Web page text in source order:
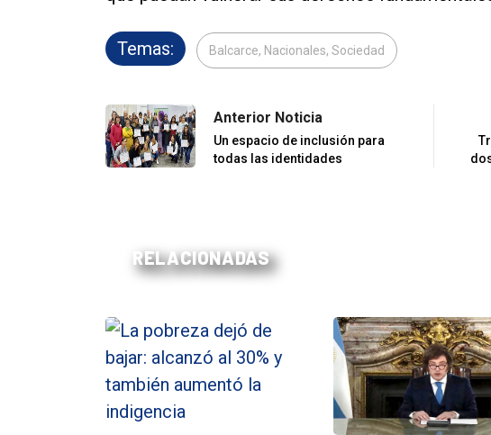
Temas: Balcarce, Nacionales, Sociedad
Anterior Noticia
Un espacio de inclusión para
todas las identidades
RELACIONADAS